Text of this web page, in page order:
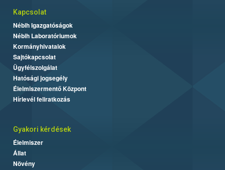
Kapcsolat
Nébih Igazgatóságok
Nébih Laboratóriumok
Kormányhivatalok
Sajtókapcsolat
Ügyfélszolgálat
Hatósági jogsegély
Élelmiszermentő Központ
Hírlevél feliratkozás
Gyakori kérdések
Élelmiszer
Állat
Növény